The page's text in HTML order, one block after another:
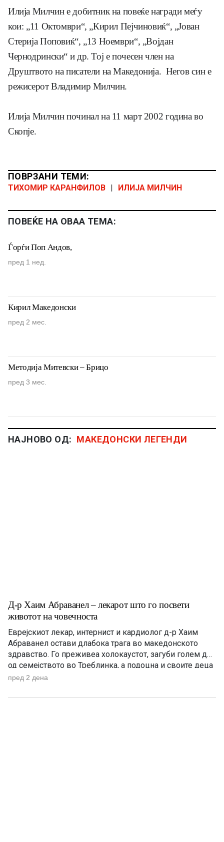
Илија Милчин е добитник на повеќе награди меѓу
кои: „11 Октомври“, „Кирил Пејчиновиќ“, „Јован
Стерија Поповиќ“, „13 Ноември“, „Војдан
Чернодрински“ и др. Тој е почесен член на
Друштвото на писатели на Македонија. Негов син е
режисерот Владимир Милчин.
Илија Милчин починал на 11 март 2002 година во
Скопје.
ПОВРЗАНИ ТЕМИ:
ТИХОМИР КАРАНФИЛОВ ИЛИЈА МИЛЧИН
ПОВЕЌЕ НА ОВАА ТЕМА:
Ѓорѓи Поп Андов,
пред 1 нед.
Кирил Македонски
пред 2 мес.
Методија Митевски – Брицо
пред 3 мес.
НАЈНОВО ОД: МАКЕДОНСКИ ЛЕГЕНДИ
Д-р Хаим Абраванел – лекарот што го посвети
животот на човечноста
Еврејскиот лекар, интернист и кардиолог д-р Хаим
Абраванел остави длабока трага во македонското
здравство. Го преживеа холокаустот, загуби голем дел
од семејството во Треблинка, а подоцна и своите деца
во катастрофалниот земјотрес во Скопје. Д-р Хаим
Пирот, тогаш во Кралството Србија, во многучлено
пред 2 дена